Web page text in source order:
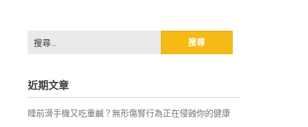
搜
尋
字:
近期文章
睡前滑手機又吃重鹹？無形傷腎行為正在侵蝕你的健康